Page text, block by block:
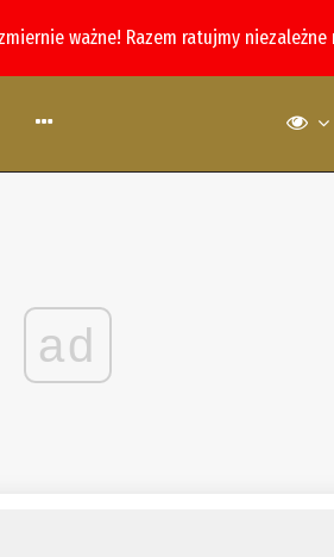
ważne! Razem ratujmy
ad